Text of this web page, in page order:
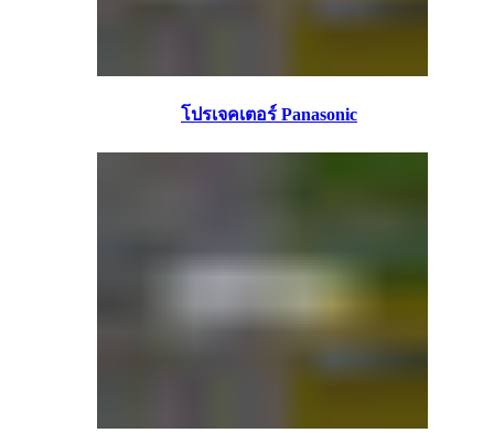
โปรเจคเตอร์ Panasonic